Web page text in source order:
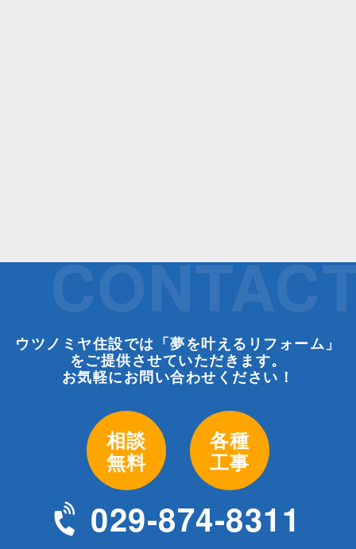
ウツノミヤ住設では「夢を叶えるリフォーム」
をご提供させていただきます。
お気軽にお問い合わせください！
相談
無料
各種
工事
029-874-8311